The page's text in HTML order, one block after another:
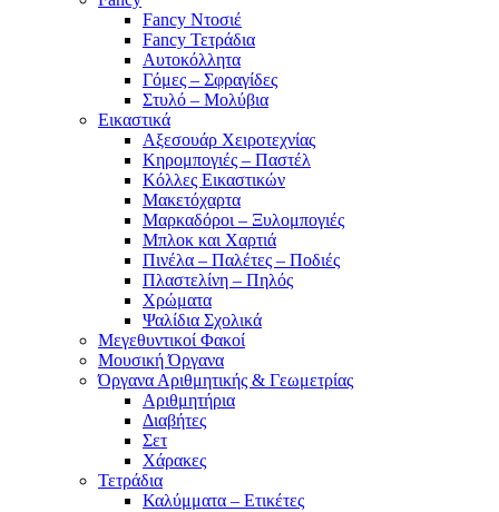
Fancy Ντοσιέ
Fancy Τετράδια
Αυτοκόλλητα
Γόμες – Σφραγίδες
Στυλό – Μολύβια
Εικαστικά
Αξεσουάρ Χειροτεχνίας
Κηρομπογιές – Παστέλ
Κόλλες Εικαστικών
Μακετόχαρτα
Μαρκαδόροι – Ξυλομπογιές
Μπλοκ και Χαρτιά
Πινέλα – Παλέτες – Ποδιές
Πλαστελίνη – Πηλός
Χρώματα
Ψαλίδια Σχολικά
Μεγεθυντικοί Φακοί
Μουσική Όργανα
Όργανα Αριθμητικής & Γεωμετρίας
Αριθμητήρια
Διαβήτες
Σετ
Χάρακες
Τετράδια
Καλύμματα – Ετικέτες